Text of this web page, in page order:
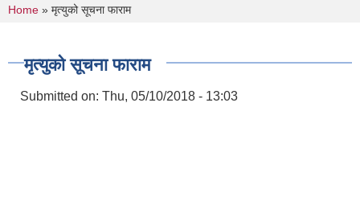
You are here
Home » मृत्युको सूचना फाराम
मृत्युको सूचना फाराम
Submitted on: Thu, 05/10/2018 - 13:03